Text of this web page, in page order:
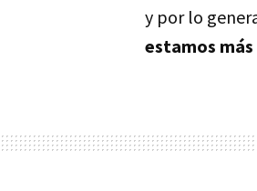
y por lo
estamos